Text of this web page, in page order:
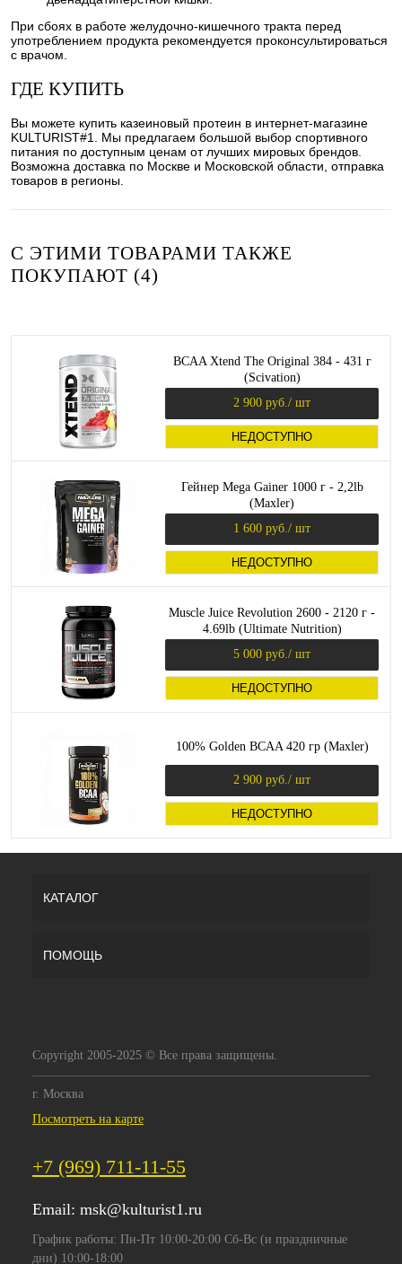
При сбоях в работе желудочно-кишечного тракта перед
употреблением продукта рекомендуется проконсультироваться
с врачом.
ГДЕ КУПИТЬ
Вы можете купить казеиновый протеин в интернет-магазине
KULTURIST#1. Мы предлагаем большой выбор спортивного
питания по доступным ценам от лучших мировых брендов.
Возможна доставка по Москве и Московской области, отправка
товаров в регионы.
С ЭТИМИ ТОВАРАМИ ТАКЖЕ
ПОКУПАЮТ (4)
BCAA Xtend The Original 384 - 431 г
(Scivation)
2 900 руб./ шт
НЕДОСТУПНО
Гейнер Mega Gainer 1000 г - 2,2lb
(Maxler)
1 600 руб./ шт
НЕДОСТУПНО
Muscle Juice Revolution 2600 - 2120 г -
4.69lb (Ultimate Nutrition)
5 000 руб./ шт
НЕДОСТУПНО
100% Golden BCAA 420 гр (Maxler)
2 900 руб./ шт
НЕДОСТУПНО
КАТАЛОГ
ПОМОЩЬ
Copyright 2005-2025 © Все права защищены.
г. Москва
Посмотреть на карте
+7 (969) 711-11-55
Email: msk@kulturist1.ru
График работы: Пн-Пт 10:00-20:00 Сб-Вс (и праздничные
дни) 10:00-18:00